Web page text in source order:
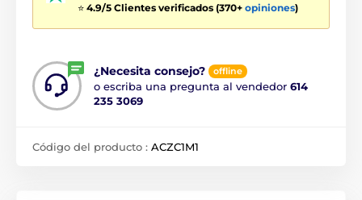
⭐ 4.9/5 Clientes verificados (370+ opiniones)
¿Necesita consejo? offline
o escriba una pregunta al vendedor 614
235 3069
Código del producto : ACZC1M1